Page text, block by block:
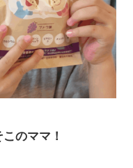
のママ！